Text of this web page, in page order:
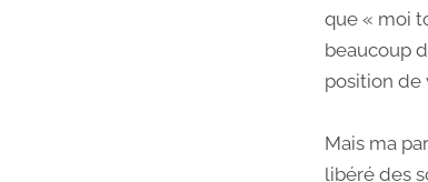
que « moi
beaucoup
position de
Mais ma
libéré des